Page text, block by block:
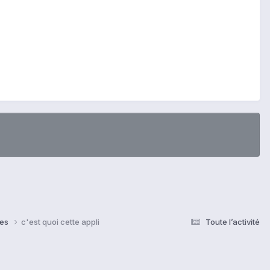
Toute l’activité
c'est quoi cette appli